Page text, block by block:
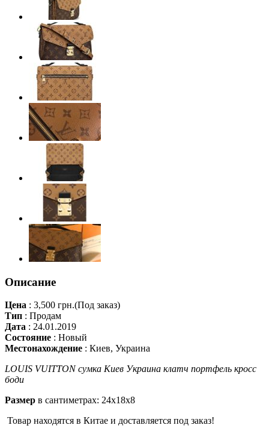
Описание
Цена : 3,500 грн.(Под заказ)
Тип : Продам
Дата : 24.01.2019
Состояние : Новый
Местонахождение : Киев, Украина
LOUIS VUITTON сумка Киев Украина клатч портфель кросс
боди
Размер в сантиметрах: 24х18х8
Товар находятся в Китае и доставляется под заказ!